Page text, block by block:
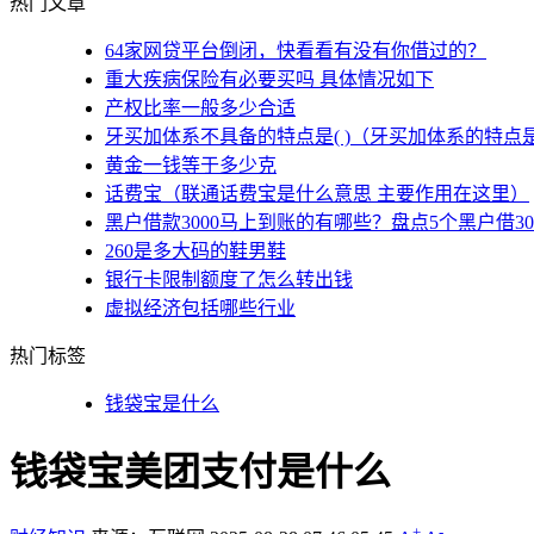
64家网贷平台倒闭，快看看有没有你借过的？
重大疾病保险有必要买吗 具体情况如下
产权比率一般多少合适
牙买加体系不具备的特点是( )（牙买加体系的特点
黄金一钱等于多少克
话费宝（联通话费宝是什么意思 主要作用在这里）
黑户借款3000马上到账的有哪些？盘点5个黑户借
260是多大码的鞋男鞋
银行卡限制额度了怎么转出钱
虚拟经济包括哪些行业
热门标签
钱袋宝是什么
钱袋宝美团支付是什么